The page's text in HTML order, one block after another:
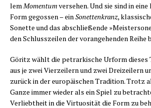
lemMomen­tumver­se­hen. Und sie sind in
Form gegos­sen – einSonet­ten­kranz,
Sonet­te und das abschlie­ßen­de
den Schluss­zei­len der vor­an­ge­hen­den Rei­he
Göritz wählt die petrar­ki­sche Urform die­ses
aus je zwei Vier­zei­lern und zwei Drei­zei­lern
zurück in der euro­päi­schen Tra­di­ti­on. Trotz
Gan­ze immer wie­der als ein Spiel zu
Ver­liebt­heit in die Vir­tuo­si­tät die Form zu